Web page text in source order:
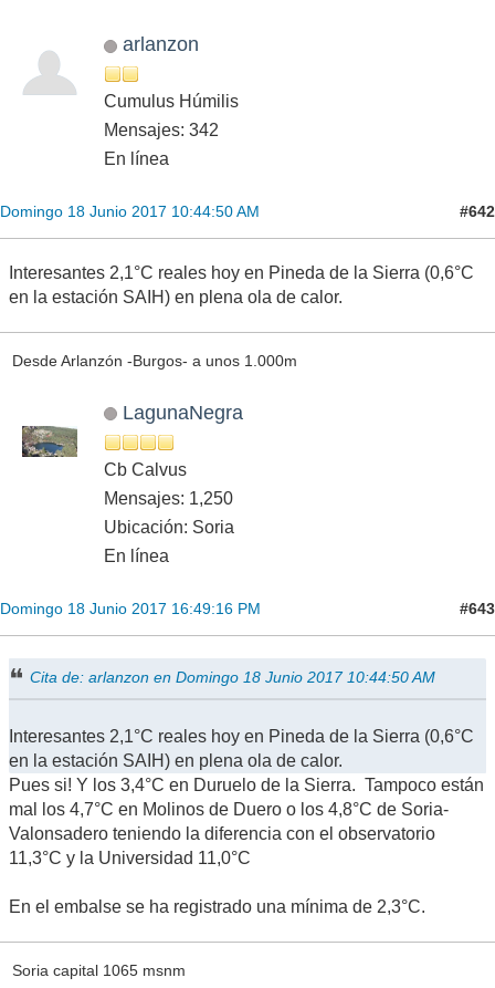
arlanzon
Cumulus Húmilis
Mensajes: 342
En línea
Domingo 18 Junio 2017 10:44:50 AM #642
Interesantes 2,1°C reales hoy en Pineda de la Sierra (0,6°C
en la estación SAIH) en plena ola de calor.
Desde Arlanzón -Burgos- a unos 1.000m
LagunaNegra
Cb Calvus
Mensajes: 1,250
Ubicación: Soria
En línea
Domingo 18 Junio 2017 16:49:16 PM #643
Cita de: arlanzon en Domingo 18 Junio 2017 10:44:50 AM
Interesantes 2,1°C reales hoy en Pineda de la Sierra (0,6°C
en la estación SAIH) en plena ola de calor.
Pues si! Y los 3,4°C en Duruelo de la Sierra. Tampoco están
mal los 4,7°C en Molinos de Duero o los 4,8°C de Soria-
Valonsadero teniendo la diferencia con el observatorio
11,3°C y la Universidad 11,0°C
En el embalse se ha registrado una mínima de 2,3°C.
Soria capital 1065 msnm